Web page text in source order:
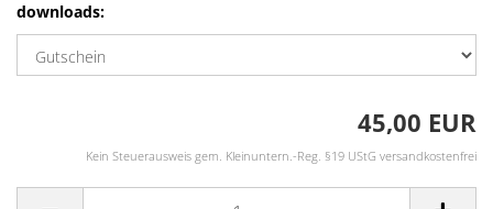
downloads:
45,00 EUR
Kein Steuerausweis gem. Kleinuntern.-Reg. §19 UStG versandkostenfrei